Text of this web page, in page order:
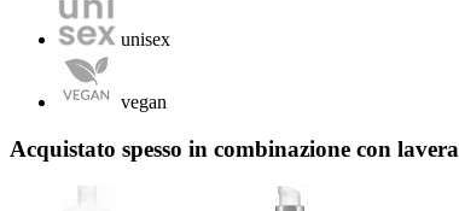
unisex
vegan
Acquistato spesso in combinazione con